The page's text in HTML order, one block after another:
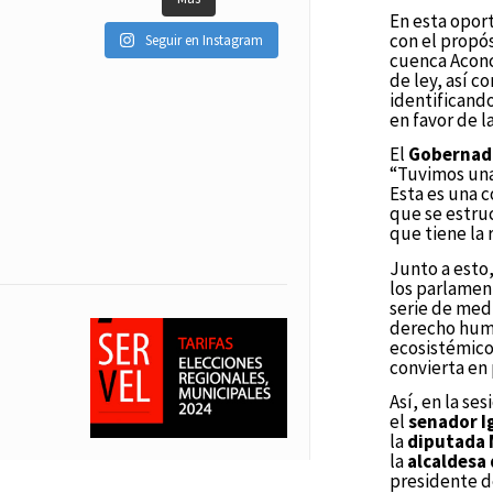
En esta
con el
cuenca
de ley, así
en favor de
El
“Tuvimos
Esta es una
que se
que tiene la
Junto a
los
serie de
derecho
convierta en
Así, en la
elsenador
ladiputada
laalcaldesa
presidente
Seguir en Instagram